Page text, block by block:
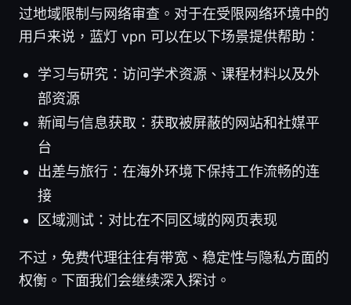
过地域限制与网络审查。对于在受限网络环境中的
用户来说，蓝灯 vpn 可以在以下场景提供帮助：
学习与研究：访问学术资源、课程材料以及外
部资源
新闻与信息获取：获取被屏蔽的网站和社媒平
台
出差与旅行：在海外环境下保持工作流畅的连
接
区域测试：对比在不同区域的网页表现
不过，免费代理往往有带宽、稳定性与隐私方面的
权衡。下面我们会继续深入探讨。